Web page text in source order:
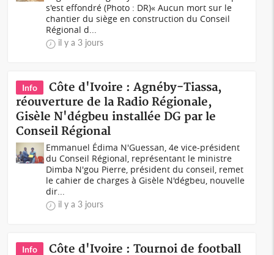
s'est effondré (Photo : DR)« Aucun mort sur le
chantier du siège en construction du Conseil
Régional d...
il y a 3 jours
Info
Côte d'Ivoire : Agnéby-Tiassa,
réouverture de la Radio Régionale,
Gisèle N'dégbeu installée DG par le
Conseil Régional
Emmanuel Édima N'Guessan, 4e vice-président
du Conseil Régional, représentant le ministre
Dimba N'gou Pierre, président du conseil, remet
le cahier de charges à Gisèle N'dégbeu, nouvelle
dir...
il y a 3 jours
Info
Côte d'Ivoire : Tournoi de football